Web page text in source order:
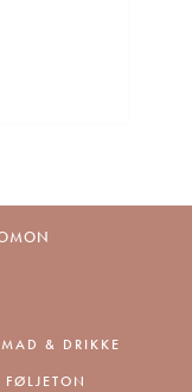
MAD & DRIKKE
FØLJETON